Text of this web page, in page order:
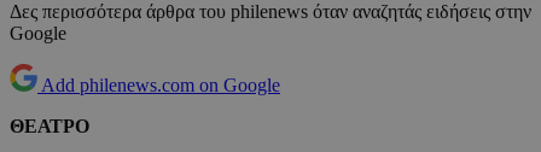
Δες περισσότερα άρθρα του philenews όταν αναζητάς ειδήσεις στην
Google
Add philenews.com on Google
ΘΕΑΤΡΟ